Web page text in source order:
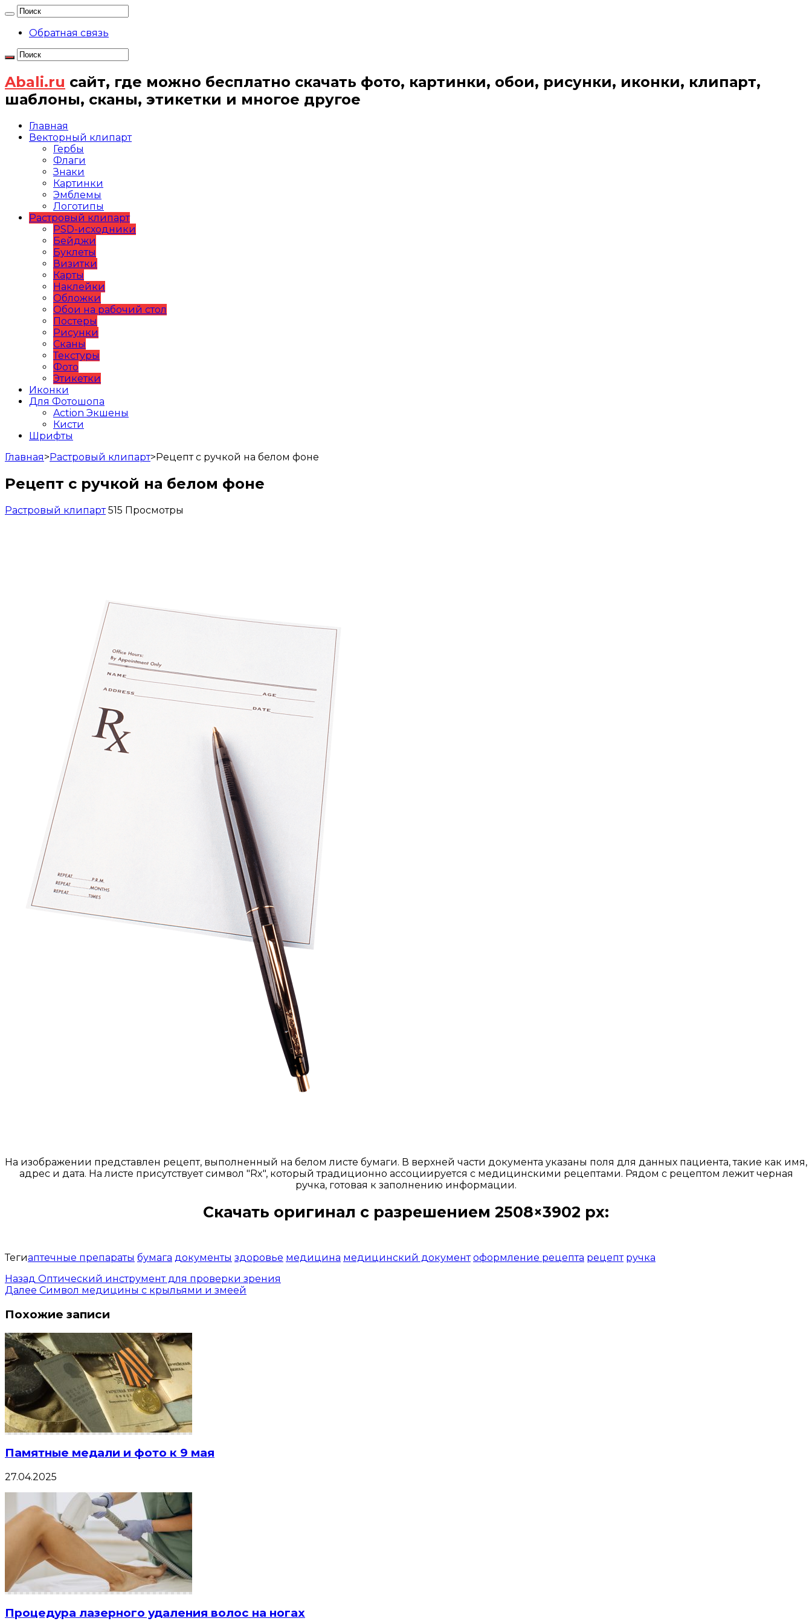
Обратная связь
Abali.ru сайт, где можно бесплатно скачать фото, картинки, обои, рисунки, иконки, клипарт,
шаблоны, сканы, этикетки и многое другое
Главная
Векторный клипарт
Гербы
Флаги
Знаки
Картинки
Эмблемы
Логотипы
Растровый клипарт
PSD-исходники
Бейджи
Буклеты
Визитки
Карты
Наклейки
Обложки
Обои на рабочий стол
Постеры
Рисунки
Сканы
Текстуры
Фото
Этикетки
Иконки
Для Фотошопа
Action Экшены
Кисти
Шрифты
Главная>Растровый клипарт>Рецепт с ручкой на белом фоне
Рецепт с ручкой на белом фоне
Растровый клипарт 515 Просмотры
На изображении представлен рецепт, выполненный на белом листе бумаги. В верхней части документа указаны поля для данных пациента, такие как имя,
адрес и дата. На листе присутствует символ "Rx", который традиционно ассоциируется с медицинскими рецептами. Рядом с рецептом лежит черная
ручка, готовая к заполнению информации.
Скачать оригинал с разрешением 2508×3902 px:
Тегиаптечные препараты бумага документы здоровье медицина медицинский документ оформление рецепта рецепт ручка
Назад Оптический инструмент для проверки зрения
Далее Символ медицины с крыльями и змеей
Похожие записи
Памятные медали и фото к 9 мая
27.04.2025
Процедура лазерного удаления волос на ногах